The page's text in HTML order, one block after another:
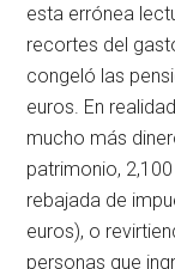
esta errónea
recortes del
congeló las
euros. En
mucho más
patrimonio,
rebajada de
euros), o
personas que